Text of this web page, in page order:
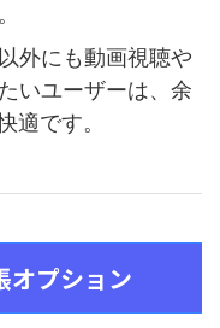
外にも動画視聴や
いユーザーは、余
適です。
オプション